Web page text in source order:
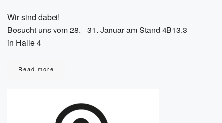
Wir sind dabei!
Besucht uns vom 28. - 31. Januar am Stand 4B13.3
in Halle 4
Read more